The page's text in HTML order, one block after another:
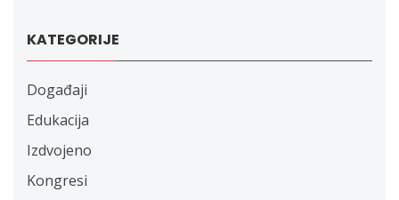
KATEGORIJE
Događaji
Edukacija
Izdvojeno
Kongresi